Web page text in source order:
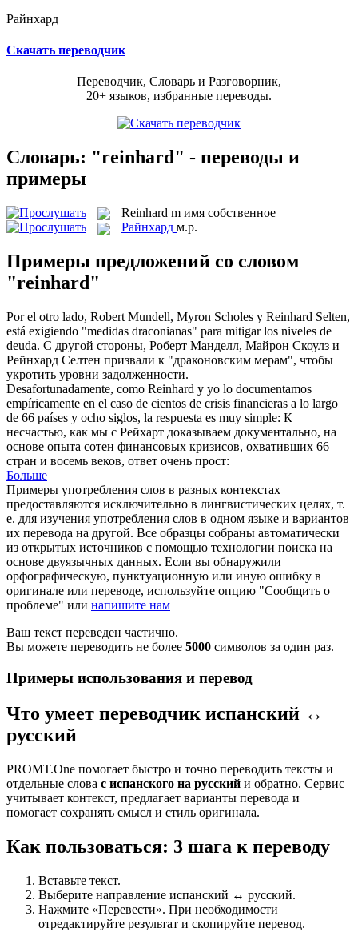
Райнхард
Скачать переводчик
Переводчик, Словарь и Разговорник,
20+ языков, избранные переводы.
Словарь: "reinhard" - переводы и
примеры
Reinhard m имя собственное
Райнхард м.р.
Примеры предложений со словом
"reinhard"
Por el otro lado, Robert Mundell, Myron Scholes y Reinhard Selten,
está exigiendo "medidas draconianas" para mitigar los niveles de
deuda. С другой стороны, Роберт Манделл, Майрон Скоулз и
Рейнхард Селтен призвали к "драконовским мерам", чтобы
укротить уровни задолженности.
Desafortunadamente, como Reinhard y yo lo documentamos
empíricamente en el caso de cientos de crisis financieras a lo largo
de 66 países y ocho siglos, la respuesta es muy simple: К
несчастью, как мы с Рейхарт доказываем документально, на
основе опыта сотен финансовых кризисов, охвативших 66
стран и восемь веков, ответ очень прост:
Больше
Примеры употребления слов в разных контекстах
предоставляются исключительно в лингвистических целях, т.
е. для изучения употребления слов в одном языке и вариантов
их перевода на другой. Все образцы собраны автоматически
из открытых источников с помощью технологии поиска на
основе двуязычных данных. Если вы обнаружили
орфографическую, пунктуационную или иную ошибку в
оригинале или переводе, используйте опцию "Сообщить о
проблеме" или напишите нам
Ваш текст переведен частично.
Вы можете переводить не более 5000 символов за один раз.
Примеры использования и перевод
Что умеет переводчик испанский ↔
русский
PROMT.One помогает быстро и точно переводить тексты и
отдельные слова с испанского на русский и обратно. Сервис
учитывает контекст, предлагает варианты перевода и
помогает сохранять смысл и стиль оригинала.
Как пользоваться: 3 шага к переводу
Вставьте текст.
Выберите направление испанский ↔ русский.
Нажмите «Перевести». При необходимости
отредактируйте результат и скопируйте перевод.